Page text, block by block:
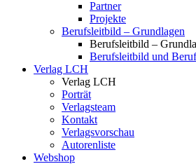
Partner
Projekte
Berufsleitbild – Grundlagen
Berufsleitbild –
Berufsleitbild und
Verlag LCH
Verlag LCH
Porträt
Verlagsteam
Kontakt
Verlagsvorschau
Autorenliste
Webshop